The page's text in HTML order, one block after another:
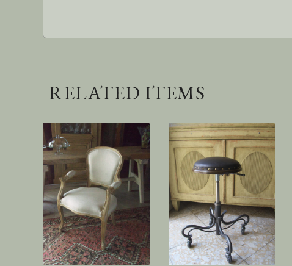
RELATED ITEMS